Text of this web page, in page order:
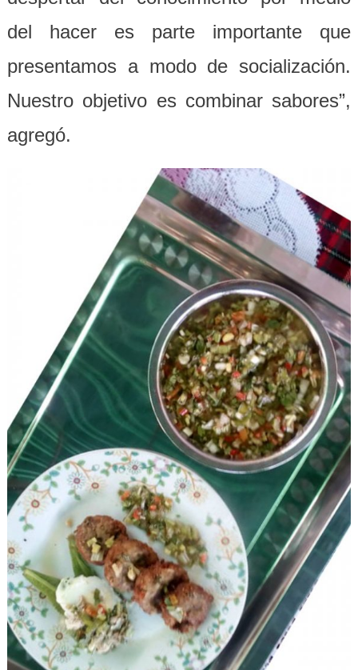
del hacer es parte importante que
presentamos a modo de socialización.
Nuestro objetivo es combinar sabores”,
agregó.